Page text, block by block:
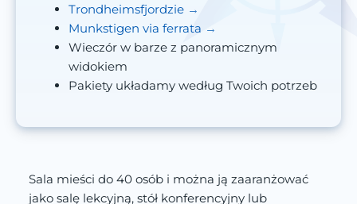
Trondheimsfjordzie
Munkstigen via ferrata
Wieczór w barze z panoramicznym
widokiem
Pakiety układamy według Twoich potrzeb
Sala mieści do 40 osób i można ją zaaranżować
jako salę lekcyjną, stół konferencyjny lub